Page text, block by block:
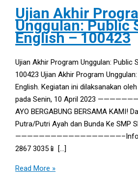
Ujian Akhir
Unggulan: Public
English – 100423
Ujian Akhir Program Unggulan: Public
100423 Ujian Akhir Program
English. Kegiatan ini dilaksanakan
pada Senin, 10 April 2023
AYO BERGABUNG BERSAMA KAMI!
Putra/Putri Ayah dan Bunda Ke SMP
2867 3035📱 […]
Read More »